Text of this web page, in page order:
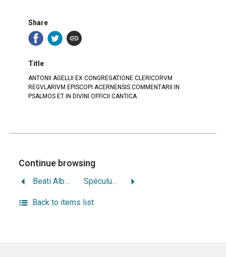
Share
Title
ANTONII AGELLII EX CONGREGATIONE CLERICORVM
REGVLARIVM EPISCOPI ACERNENSIS COMMENTARII IN
PSALMOS ET IN DIVINI OFFICII CANTICA
Continue browsing
Beati Alberti Magni, Ratisbonensis Episcopi Ordinis Prædicatorum, opera quae hactenus haberi potuerunt Tome2 Spéculum maius (Vincentius Bellovacensis, OP, vers 1184/1194-vers 1264)
Back to items list